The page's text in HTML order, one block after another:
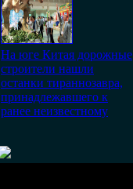
На юге Китая дорожные
строители нашли
останки тираннозавра,
принадлежавшего к
ранее неизвестному